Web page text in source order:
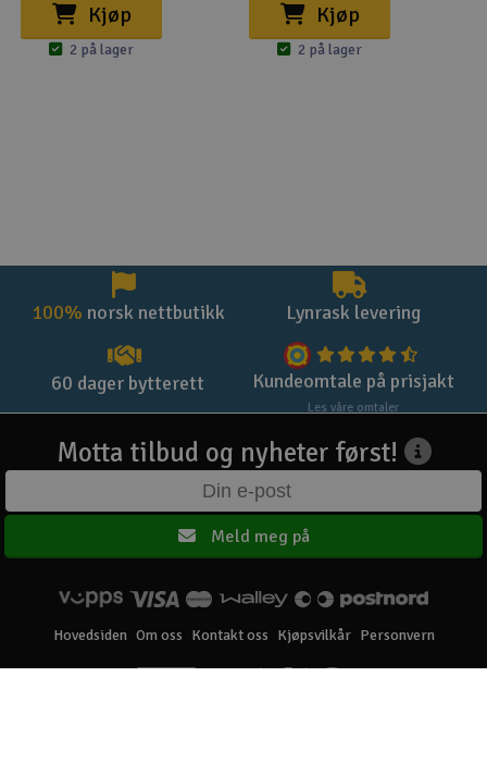
Kjøp
2 på lager
Kjøp
2 på lager
100% norsk nettbutikk Lynrask levering
60 dager bytterett Kundeomtale på prisjakt
Les våre omtaler
Motta tilbud og nyheter først!
Meld meg på
Hovedsiden Om oss Kontakt oss Kjøpsvilkår Personvern